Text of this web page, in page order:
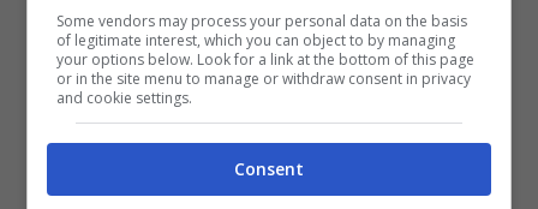
postpartum body.⁣ And I deserve to celebrate it.⁣ And I
will continue to do so.⁣ This needs no explanation.⁣ This
Some vendors may process your personal data on the basis
of legitimate interest, which you can object to by managing
your options below. Look for a link at the bottom of this page
or in the site menu to manage or withdraw consent in privacy
and cookie settings.
Consent